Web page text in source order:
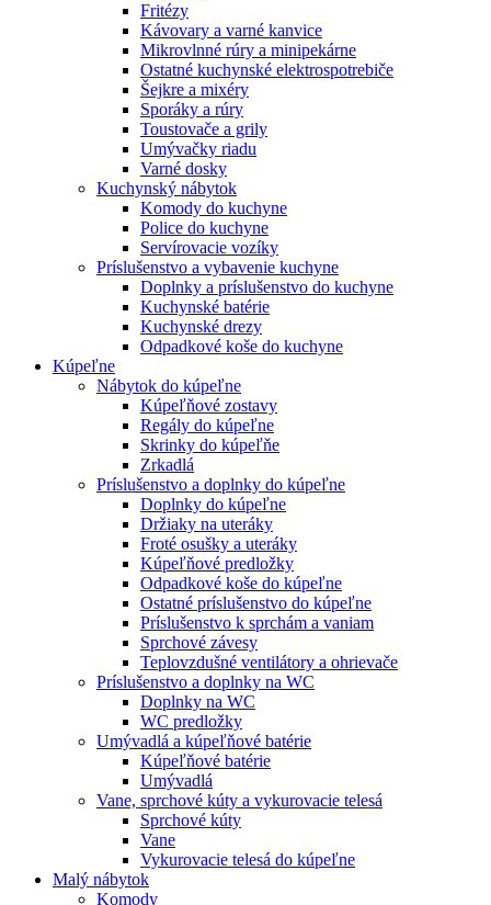
Fritézy
Kávovary a varné kanvice
Mikrovlnné rúry a minipekárne
Ostatné kuchynské elektrospotrebiče
Šejkre a mixéry
Sporáky a rúry
Toustovače a grily
Umývačky riadu
Varné dosky
Kuchynský nábytok
Komody do kuchyne
Police do kuchyne
Servírovacie vozíky
Príslušenstvo a vybavenie kuchyne
Doplnky a príslušenstvo do kuchyne
Kuchynské batérie
Kuchynské drezy
Odpadkové koše do kuchyne
Kúpeľne
Nábytok do kúpeľne
Kúpeľňové zostavy
Regály do kúpeľne
Skrinky do kúpeľňe
Zrkadlá
Príslušenstvo a doplnky do kúpeľne
Doplnky do kúpeľne
Držiaky na uteráky
Froté osušky a uteráky
Kúpeľňové predložky
Odpadkové koše do kúpeľne
Ostatné príslušenstvo do kúpeľne
Príslušenstvo k sprchám a vaniam
Sprchové závesy
Teplovzdušné ventilátory a ohrievače
Príslušenstvo a doplnky na WC
Doplnky na WC
WC predložky
Umývadlá a kúpeľňové batérie
Kúpeľňové batérie
Umývadlá
Vane, sprchové kúty a vykurovacie telesá
Sprchové kúty
Vane
Vykurovacie telesá do kúpeľne
Malý nábytok
Komody